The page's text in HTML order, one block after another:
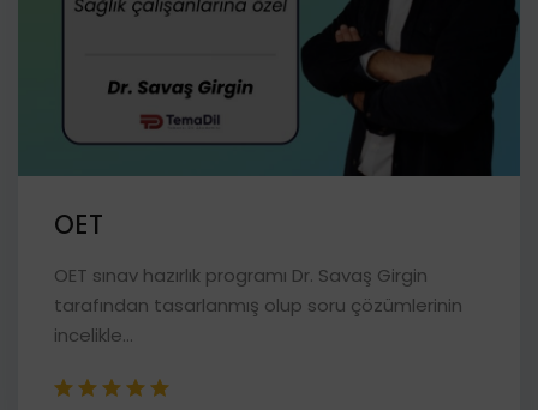
OET
OET sınav hazırlık programı Dr. Savaş Girgin
tarafından tasarlanmış olup soru çözümlerinin
incelikle...